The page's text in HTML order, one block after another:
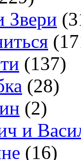
Звери
(137)
(28)
(2)
и
(16)